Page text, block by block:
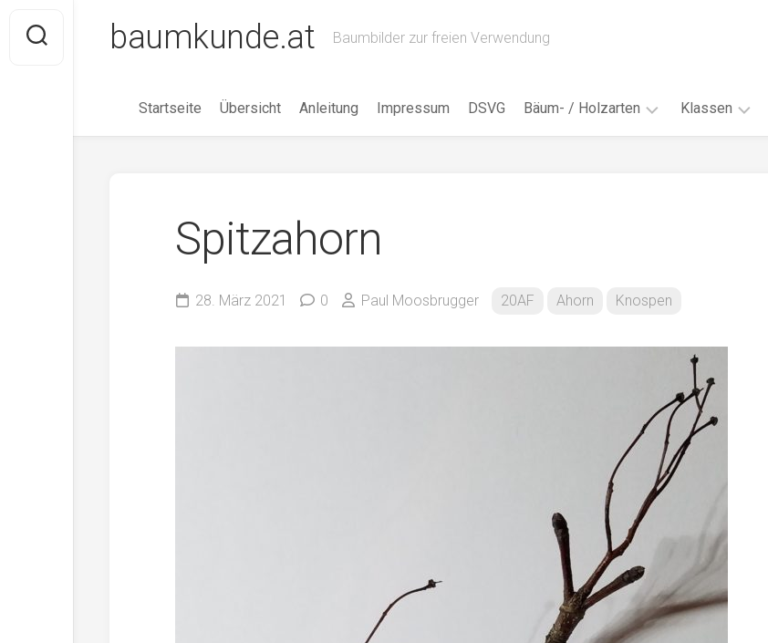
content
baumkunde.at Baumbilder zur freien Verwendung
Startseite Übersicht Anleitung Impressum DSVG Bäum- / Holzarten
Eibe
Ginkgo
Hartriegel
Hasel
Hollunder
Kastanie
Klassen
18AH
18BH
19AF
20AH
20BH
Admin
Spitzahorn
28. März 2021 0 Paul Moosbrugger 20AF Ahorn Knospen